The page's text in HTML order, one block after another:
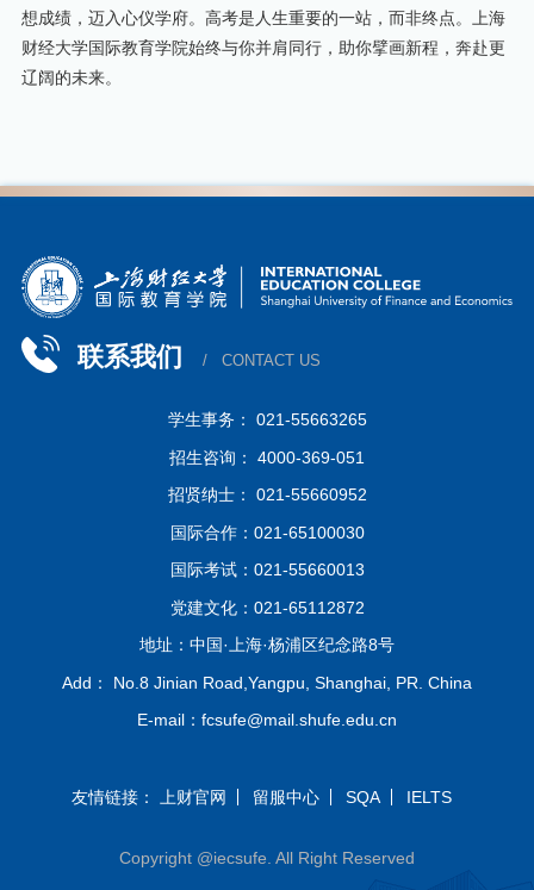
想成绩，迈入心仪学府。高考是人生重要的一站，而非终点。上海
财经大学国际教育学院始终与你并肩同行，助你擘画新程，奔赴更
辽阔的未来。
联系我们 / CONTACT US
学生事务： 021-55663265
招生咨询： 4000-369-051
招贤纳士： 021-55660952
国际合作：021-65100030
国际考试：021-55660013
党建文化：021-65112872
地址：中国·上海·杨浦区纪念路8号
Add： No.8 Jinian Road,Yangpu, Shanghai, PR. China
E-mail：fcsufe@mail.shufe.edu.cn
友情链接： 上财官网 留服中心 SQA IELTS
Copyright @iecsufe. All Right Reserved